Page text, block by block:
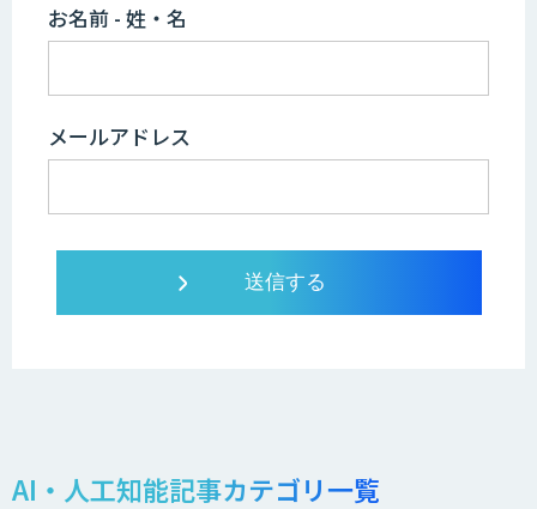
お名前 - 姓・名
メールアドレス
AI・人工知能記事カテゴリ一覧